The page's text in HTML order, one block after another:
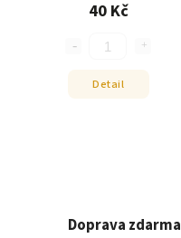
40 Kč
Detail
Doprava zdarma